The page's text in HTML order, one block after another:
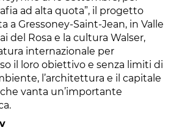
ad alta quota”, il progetto
a Gressoney-Saint-Jean, in Valle
del Rosa e la cultura Walser,
internazionale per
il loro obiettivo e senza limiti di
l’architettura e il capitale
vanta un’importante